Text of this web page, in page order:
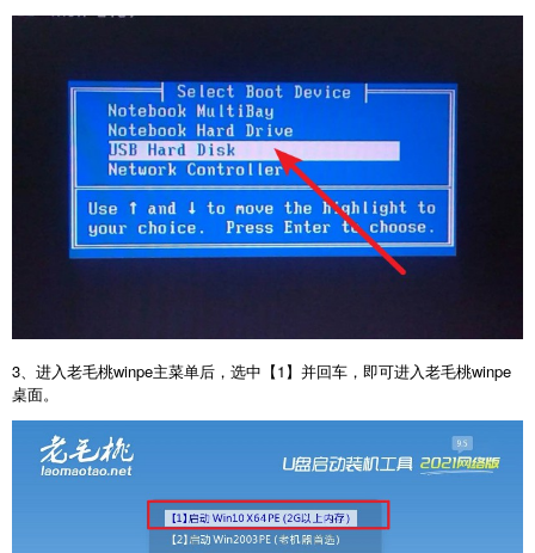
3、进入老毛桃winpe主菜单后，选中【1】并回车，即可进入老毛桃winpe
桌面。